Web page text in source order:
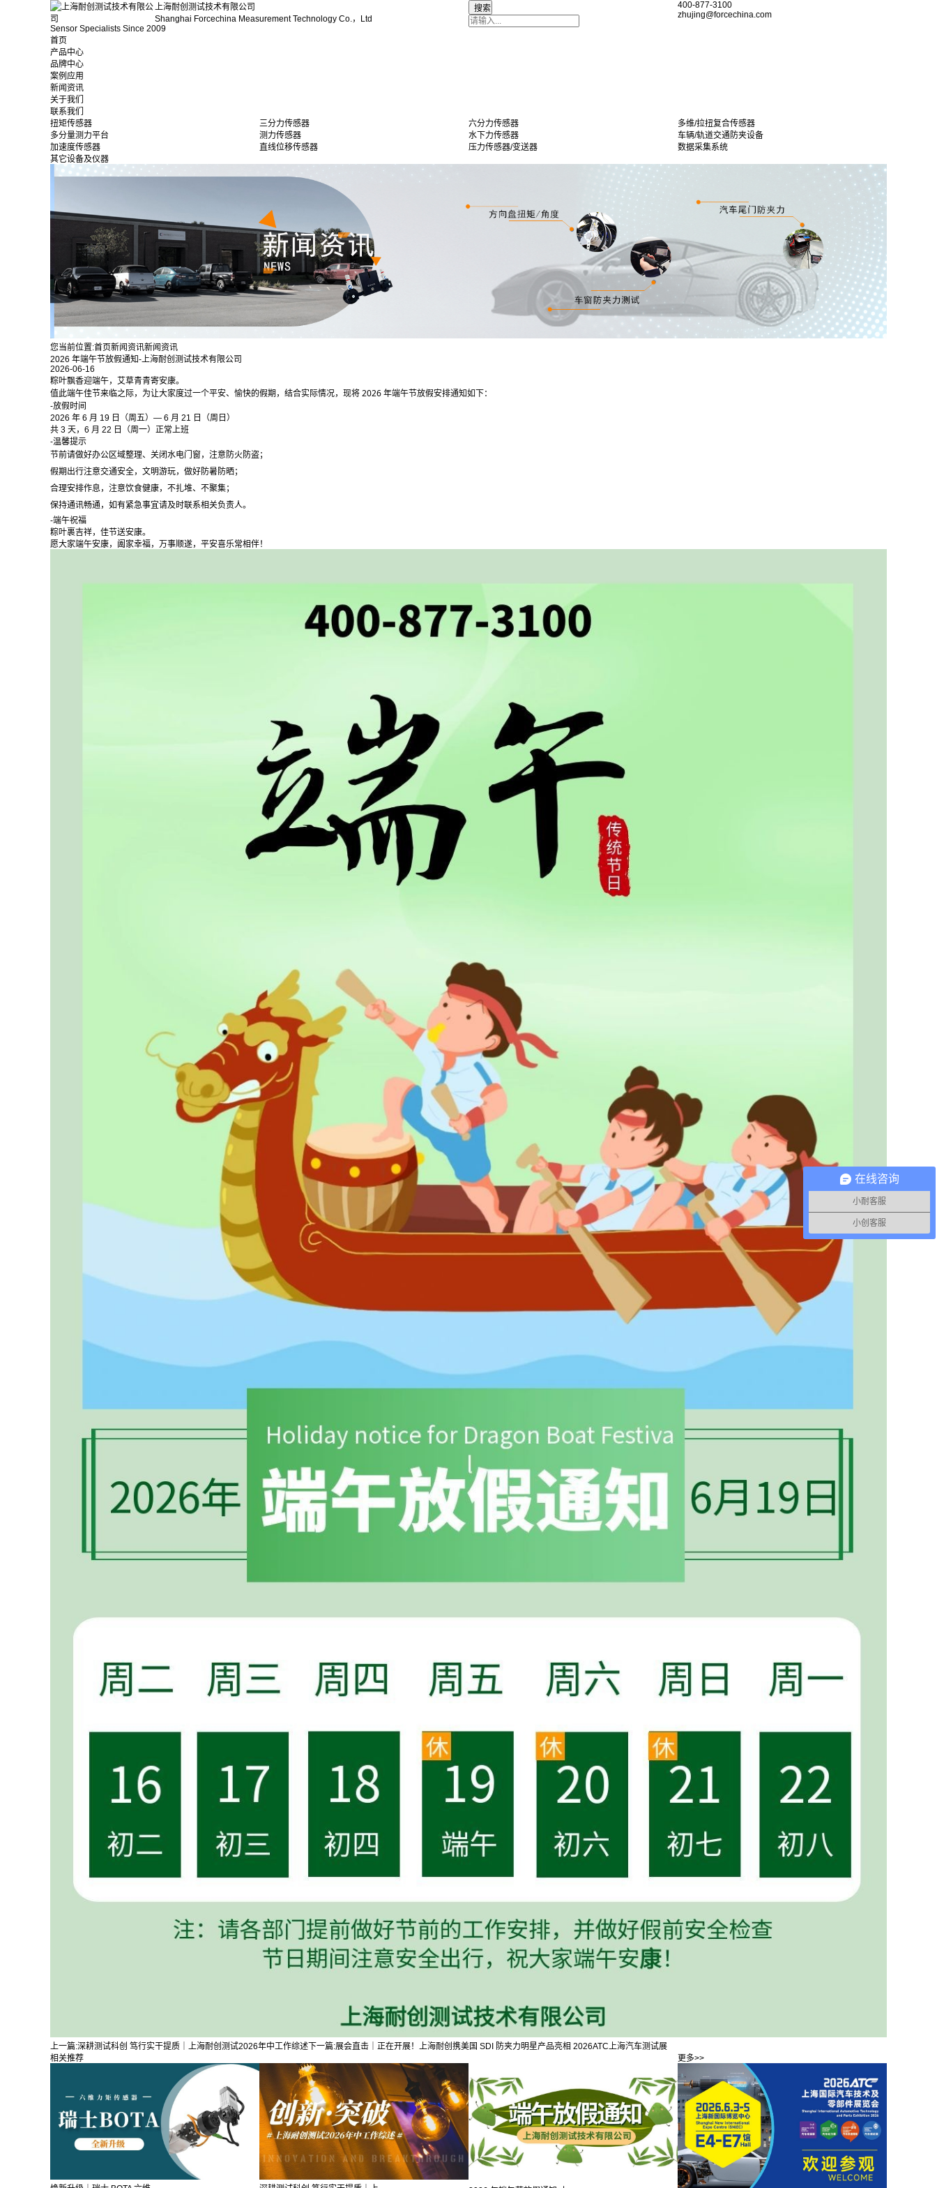
上海耐创测试技术有限公司
Shanghai Forcechina Measurement Technology Co.，Ltd
Sensor Specialists Since 2009
400-877-3100
zhujing@forcechina.com
首页
产品中心
品牌中心
案例应用
新闻资讯
关于我们
联系我们
扭矩传感器
三分力传感器 六分力传感器
多维/拉扭复合传感器
多分量测力平台
测力传感器 水下力传感器
车辆/轨道交通防夹设备
加速度传感器
直线位移传感器 压力传感器/变送器
数据采集系统
其它设备及仪器
您当前位置:首页新闻资讯新闻资讯
2026 年端午节放假通知-上海耐创测试技术有限公司
2026-06-16
粽叶飘香迎端午，艾草青青寄安康。
值此端午佳节来临之际，为让大家度过一个平安、愉快的假期，结合实际情况，现将 2026 年端午节放假安排通知如下：
-放假时间
2026 年 6 月 19 日（周五）— 6 月 21 日（周日）
共 3 天，6 月 22 日（周一）正常上班
-温馨提示
节前请做好办公区域整理、关闭水电门窗，注意防火防盗；
假期出行注意交通安全，文明游玩，做好防暑防晒；
合理安排作息，注意饮食健康，不扎堆、不聚集；
保持通讯畅通，如有紧急事宜请及时联系相关负责人。
-端午祝福
粽叶裹吉祥，佳节送安康。
愿大家端午安康，阖家幸福，万事顺遂，平安喜乐常相伴！
上一篇:深耕测试科创 笃行实干提质｜上海耐创测试2026年中工作综述 下一篇:展会直击｜正在开展！上海耐创携美国 SDI 防夹力明星产品亮相 2026ATC上海汽车测试展
相关推荐
更多>>
在线咨询
小耐客服
小创客服